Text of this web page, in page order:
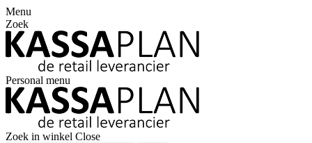
Menu
Zoek
Personal menu
Zoek in winkel Close